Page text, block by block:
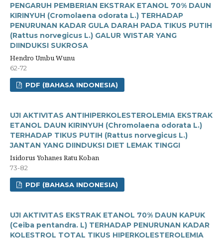
PENGARUH PEMBERIAN EKSTRAK ETANOL 70% DAUN
KIRINYUH (Cromolaena odorata L.) TERHADAP
PENURUNAN KADAR GULA DARAH PADA TIKUS PUTIH
(Rattus norvegicus L.) GALUR WISTAR YANG
DIINDUKSI SUKROSA
Hendro Umbu Wunu
62-72
PDF (BAHASA INDONESIA)
UJI AKTIVITAS ANTIHIPERKOLESTEROLEMIA EKSTRAK
ETANOL DAUN KIRINYUH (Chromolaena odorata L.)
TERHADAP TIKUS PUTIH (Rattus norvegicus L.)
JANTAN YANG DIINDUKSI DIET LEMAK TINGGI
Isidorus Yohanes Ratu Koban
73-82
PDF (BAHASA INDONESIA)
UJI AKTIVITAS EKSTRAK ETANOL 70% DAUN KAPUK
(Ceiba pentandra. L) TERHADAP PENURUNAN KADAR
KOLESTROL TOTAL TIKUS HIPERKOLESTEROLEMIA